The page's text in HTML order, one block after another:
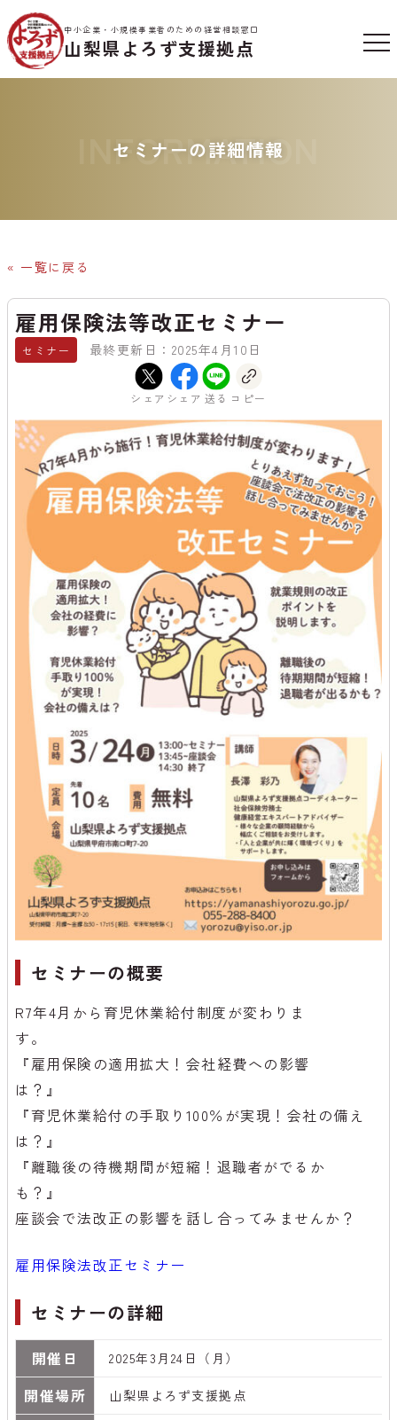
中小企業・小規模事業者のための経営相談窓口
山梨県よろず支援拠点
セミナーの詳細情報
INFORMATION
« 一覧に戻る
雇用保険法等改正セミナー
セミナー 最終更新日：2025年4月10日
シェア シェア 送る コピー
セミナーの概要
R7年4月から育児休業給付制度が変わりま
す
『雇用保険の適用拡大！会社経費への影響
は？
『育児休業給付の手取り100％が実現！会社の備え
は？
『離職後の待機期間が短縮！退職者がでるか
も？
座談会で法改正の影響を話し合ってみませんか？
雇用保険法改正セミナー
セミナーの詳細
開催日 2025年3月24日（月）
開催場所 山梨県よろず支援拠点